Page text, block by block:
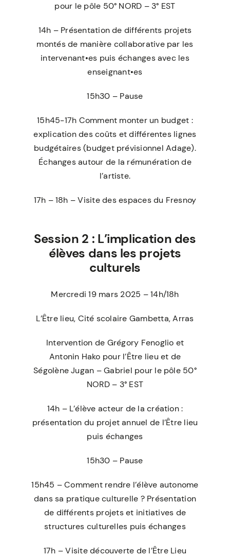
pour le pôle 50° NORD – 3° EST
14h – Présentation de différents projets
montés de manière collaborative par les
intervenant•es puis échanges avec les
enseignant•es
15h30 – Pause
15h45-17h Comment monter un budget :
explication des coûts et différentes lignes
budgétaires (budget prévisionnel Adage).
Échanges autour de la rémunération de
l’artiste.
17h – 18h – Visite des espaces du Fresnoy
Session 2 : L’implication des
élèves dans les projets
culturels
Mercredi 19 mars 2025 – 14h/18h
L’Être lieu, Cité scolaire Gambetta, Arras
Intervention de Grégory Fenoglio et
Antonin Hako pour l’Être lieu et de
Ségolène Jugan – Gabriel pour le pôle 50°
NORD – 3° EST
14h – L’élève acteur de la création :
présentation du projet annuel de l’Être lieu
puis échanges
15h30 – Pause
15h45 – Comment rendre l’élève autonome
dans sa pratique culturelle ? Présentation
de différents projets et initiatives de
structures culturelles puis échanges
17h – Visite découverte de l’Être Lieu